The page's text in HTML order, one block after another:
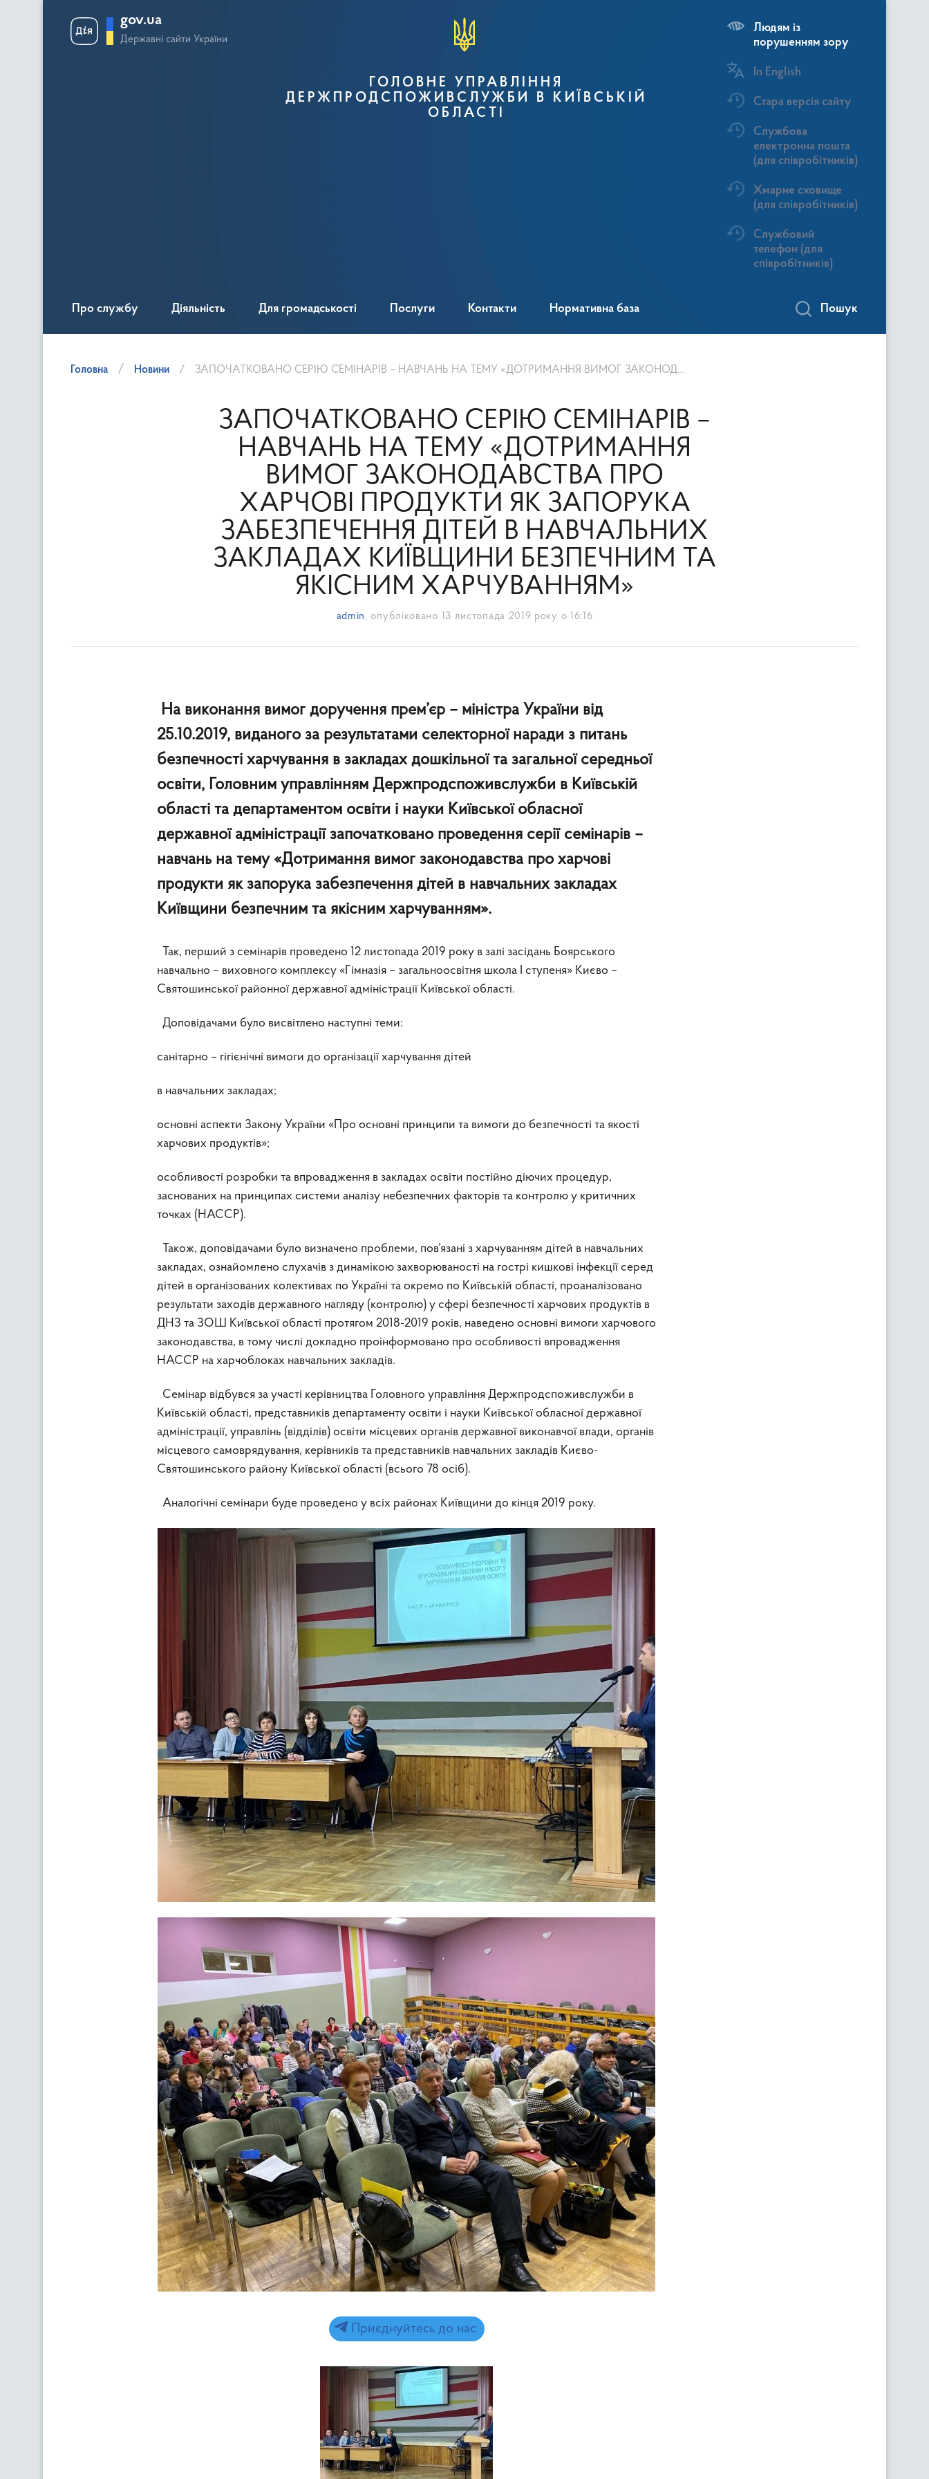
gov.ua
Державні сайти України
ГОЛОВНЕ УПРАВЛІННЯ
ДЕРЖПРОДСПОЖИВСЛУЖБИ В КИЇВСЬКІЙ
ОБЛАСТІ
Людям із
порушенням зору
In English
Стара версія сайту
Службова
електронна пошта
(для співробітників)
Хмарне сховище
(для співробітників)
Службовий
телефон (для
співробітників)
Про службу Діяльність Для громадськості Послуги Контакти Нормативна база Пошук
Головна Новини ЗАПОЧАТКОВАНО СЕРІЮ СЕМІНАРІВ – НАВЧАНЬ НА ТЕМУ «ДОТРИМАННЯ ВИМОГ ЗАКОНОДАВСТВА ПРО ХАРЧОВІ ПРОДУКТИ ЯК ЗАПОРУКА ЗАБЕЗПЕЧЕННЯ ДІТЕЙ В НАВЧАЛЬНИХ ЗАКЛАДАХ КИЇВЩИНИ БЕЗПЕЧНИМ ТА ЯКІСНИМ ХАРЧУВАННЯМ»
ЗАПОЧАТКОВАНО СЕРІЮ СЕМІНАРІВ –
НАВЧАНЬ НА ТЕМУ «ДОТРИМАННЯ
ВИМОГ ЗАКОНОДАВСТВА ПРО
ХАРЧОВІ ПРОДУКТИ ЯК ЗАПОРУКА
ЗАБЕЗПЕЧЕННЯ ДІТЕЙ В НАВЧАЛЬНИХ
ЗАКЛАДАХ КИЇВЩИНИ БЕЗПЕЧНИМ ТА
ЯКІСНИМ ХАРЧУВАННЯМ»
admin , опубліковано 13 листопада 2019 року о 16:16
На виконання вимог доручення прем’єр – міністра України від
25.10.2019, виданого за результатами селекторної наради з питань
безпечності харчування в закладах дошкільної та загальної середньої
освіти, Головним управлінням Держпродспоживслужби в Київській
області та департаментом освіти і науки Київської обласної
державної адміністрації започатковано проведення серії семінарів –
навчань на тему «Дотримання вимог законодавства про харчові
продукти як запорука забезпечення дітей в навчальних закладах
Київщини безпечним та якісним харчуванням».
Так, перший з семінарів проведено 12 листопада 2019 року в залі засідань Боярського
навчально – виховного комплексу «Гімназія – загальноосвітня школа І ступеня» Києво –
Святошинської районної державної адміністрації Київської області.
Доповідачами було висвітлено наступні теми:
санітарно – гігієнічні вимоги до організації харчування дітей
в навчальних закладах;
основні аспекти Закону України «Про основні принципи та вимоги до безпечності та якості
харчових продуктів»;
особливості розробки та впровадження в закладах освіти постійно діючих процедур,
заснованих на принципах системи аналізу небезпечних факторів та контролю у критичних
точках (НАССР).
Також, доповідачами було визначено проблеми, пов’язані з харчуванням дітей в навчальних
закладах, ознайомлено слухачів з динамікою захворюваності на гострі кишкові інфекції серед
дітей в організованих колективах по Україні та окремо по Київській області, проаналізовано
результати заходів державного нагляду (контролю) у сфері безпечності харчових продуктів в
ДНЗ та ЗОШ Київської області протягом 2018-2019 років, наведено основні вимоги харчового
законодавства, в тому числі докладно проінформовано про особливості впровадження
НАССР на харчоблоках навчальних закладів.
Семінар відбувся за участі керівництва Головного управління Держпродспоживслужби в
Київській області, представників департаменту освіти і науки Київської обласної державної
адміністрації, управлінь (відділів) освіти місцевих органів державної виконавчої влади, органів
місцевого самоврядування, керівників та представників навчальних закладів Києво-
Святошинського району Київської області (всього 78 осіб).
Аналогічні семінари буде проведено у всіх районах Київщини до кінця 2019 року.
Приєднуйтесь до нас